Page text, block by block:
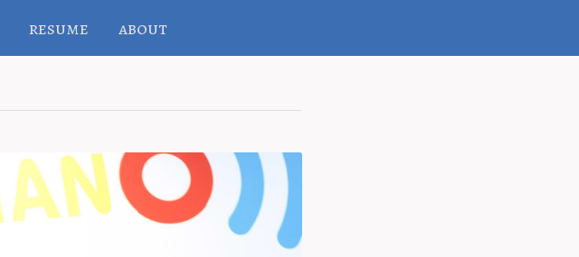
resume about